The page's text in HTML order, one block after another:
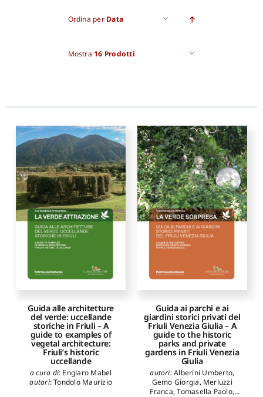
Ordina per Data
Mostra 16 Prodotti
Guida alle architetture
del verde: uccellande
storiche in Friuli – A
guide to examples of
vegetal architecture:
Friuli’s historic
uccellande
a cura di: Englaro Mabel
autori:Tondolo Maurizio
Guida ai parchi e ai
giardini storici privati del
Friuli Venezia Giulia – A
guide to the historic
parks and private
gardens in Friuli Venezia
Giulia
autori:Alberini Umberto,
Gemo Giorgia, Merluzzi
Franca,Tomasella Paolo,